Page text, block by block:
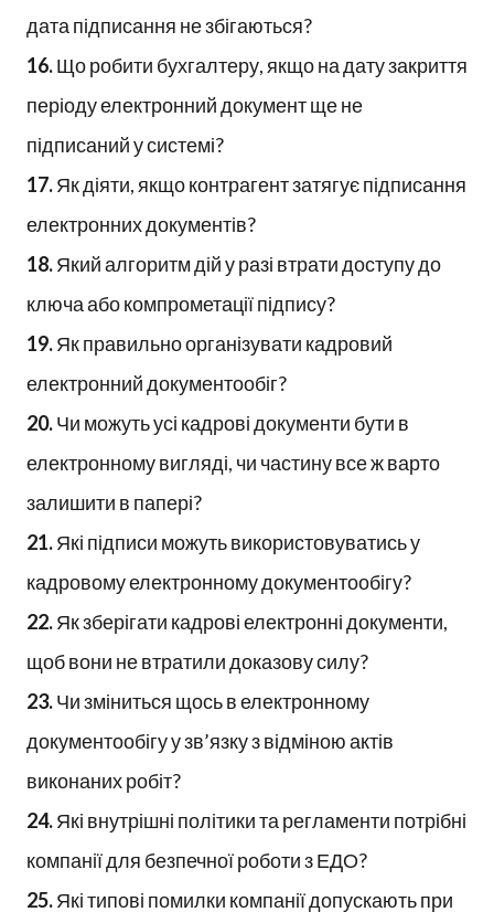
дата підписання не збігаються?
16.Що робити бухгалтеру, якщо на дату закриття
періоду електронний документ ще не
підписаний у системі?
17.Як діяти, якщо контрагент затягує підписання
електронних документів?
18.Який алгоритм дій у разі втрати доступу до
ключа або компрометації підпису?
19.Як правильно організувати кадровий
електронний документообіг?
20.Чи можуть усі кадрові документи бути в
електронному вигляді, чи частину все ж варто
залишити в папері?
21.Які підписи можуть використовуватись у
кадровому електронному документообігу?
22.Як зберігати кадрові електронні документи,
щоб вони не втратили доказову силу?
23.Чи зміниться щось в електронному
документообігу у зв’язку з відміною актів
виконаних робіт?
24.Які внутрішні політики та регламенти потрібні
компанії для безпечної роботи з ЕДО?
25.Які типові помилки компанії допускають при